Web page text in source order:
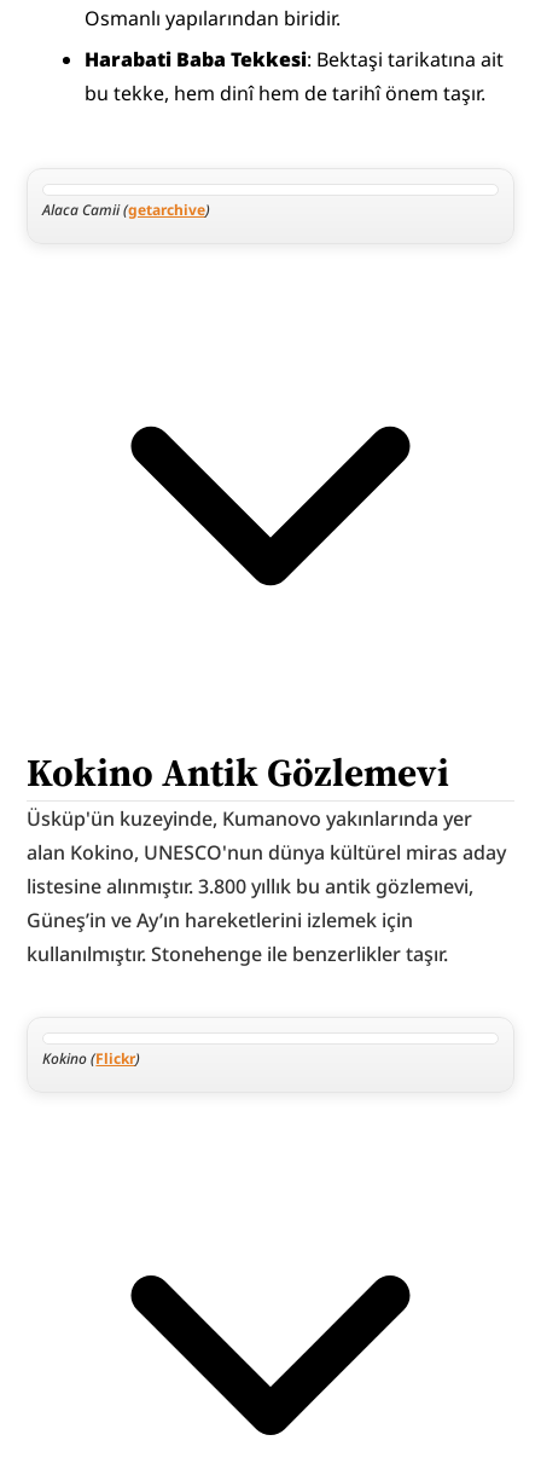
Osmanlı yapılarından biridir.
Harabati Baba Tekkesi: Bektaşi tarikatına ait
bu tekke, hem dinî hem de tarihî önem taşır.
Alaca Camii (getarchive)
Kokino Antik Gözlemevi
Üsküp'ün kuzeyinde, Kumanovo yakınlarında yer
alan Kokino, UNESCO'nun dünya kültürel miras aday
listesine alınmıştır. 3.800 yıllık bu antik gözlemevi,
Güneş’in ve Ay’ın hareketlerini izlemek için
kullanılmıştır. Stonehenge ile benzerlikler taşır.
Kokino (Flickr)